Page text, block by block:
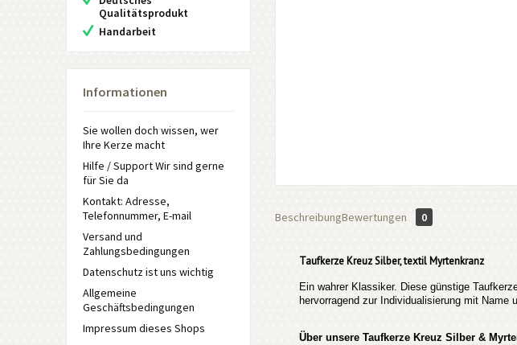
Qualitätsprodukt
Handarbeit
Informationen
Sie wollen doch wissen, wer
Ihre Kerze macht
Hilfe / Support Wir sind gerne
für Sie da
Kontakt: Adresse,
Telefonnummer, E-mail
Versand und
Zahlungsbedingungen
Datenschutz ist uns wichtig
Allgemeine
Geschäftsbedingungen
Impressum dieses Shops
BeschreibungBewertungen 0
Taufkerze Kreuz Silber, textil Myrtenkranz
Ein wahrer Klassiker. Diese günstige
hervorragend zur Individualisierung mit Name
Über unsere Taufkerze Kreuz Silber &